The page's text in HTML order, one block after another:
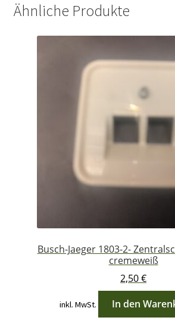
Ähnliche Produkte
Busch-Jaeger 1803-2-
cremeweiß
2,50€
inkl. MwSt. In den